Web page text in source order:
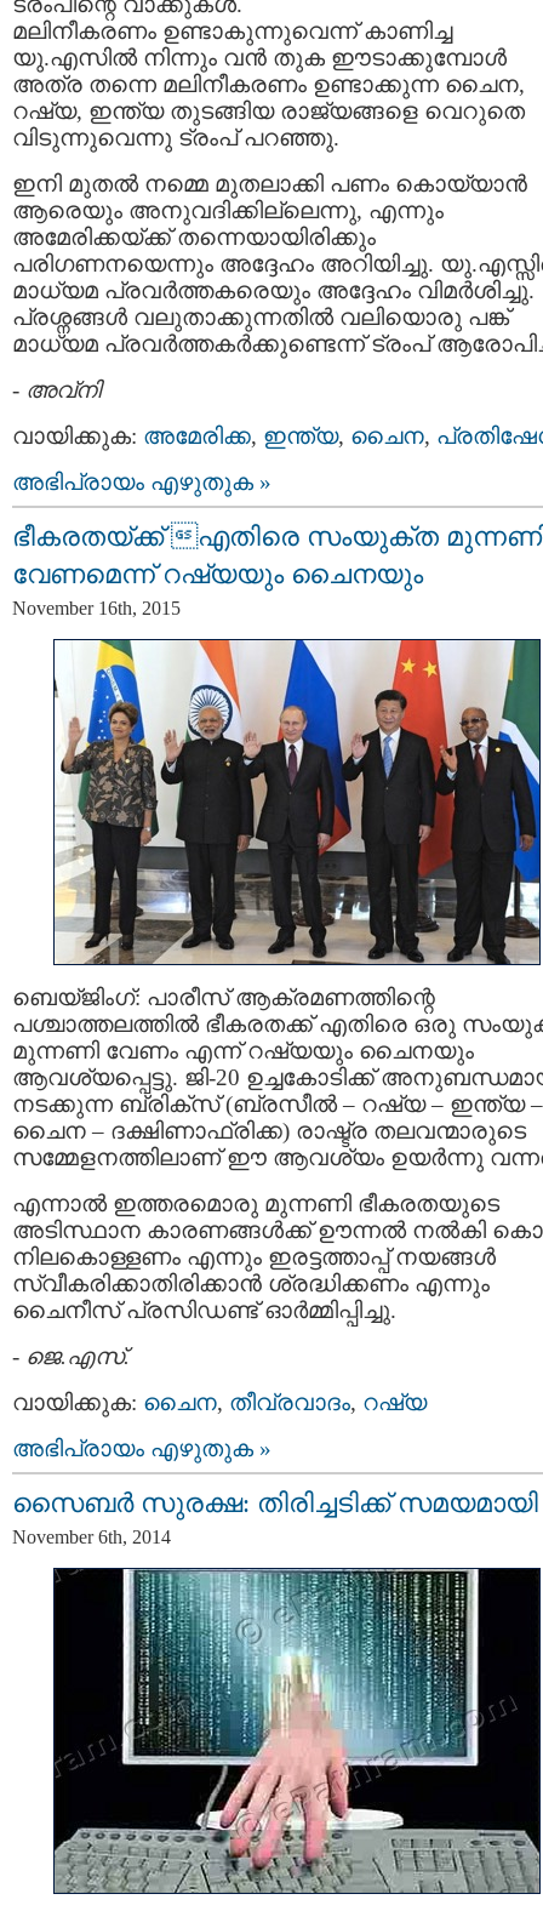
മലിനീകരണം ഉണ്ടാകുന്നുവെന്ന് കാണിച്ച
യു.എസില്‍ നിന്നും വന്‍ തുക ഈടാക്കുമ്പോള്‍
അത്ര തന്നെ മലിനീകരണം ഉണ്ടാക്കുന്ന ചൈന,
റഷ്യ, ഇന്ത്യ തുടങ്ങിയ രാജ്യങ്ങളെ വെറുതെ
വിടുന്നുവെന്നു ട്രംപ് പറഞ്ഞു.
ഇനി മുതല്‍ നമ്മെ മുതലാക്കി പണം കൊയ്യാന്‍
ആരെയും അനുവദിക്കില്ലെന്നു, എന്നും
അമേരിക്കയ്ക്ക് തന്നെയായിരിക്കും
പരിഗണനയെന്നും അദ്ദേഹം അറിയിച്ചു.
മാധ്യമ പ്രവര്‍ത്തകരെയും അദ്ദേഹം വിമര്‍ശിച്ചു.
പ്രശ്നങ്ങള്‍ വലുതാക്കുന്നതില്‍ വലിയൊരു പങ്ക്
മാധ്യമ പ്രവര്‍ത്തകര്‍ക്കുണ്ടെന്ന് ട്രംപ്
- അവ്നി
വായിക്കുക: അമേരിക്ക, ഇന്ത്യ, ചൈന,
അഭിപ്രായം എഴുതുക »
ഭീകരതയ്ക്ക് എതിരെ സംയുക്ത
വേണമെന്ന് റഷ്യയും ചൈനയും
November 16th, 2015
ബെയ്ജിംഗ്: പാരീസ് ആക്രമണത്തിന്റെ
പശ്ചാത്തലത്തിൽ ഭീകരതക്ക് എതിരെ ഒരു
മുന്നണി വേണം എന്ന് റഷ്യയും ചൈനയും
ആവശ്യപ്പെട്ടു. ജി-20 ഉച്ചകോടിക്ക്
നടക്കുന്ന ബ്രിക്സ് (ബ്രസീൽ – റഷ്യ – ഇന്ത്യ –
ചൈന – ദക്ഷിണാഫ്രിക്ക) രാഷ്ട്ര തലവന്മാരുടെ
സമ്മേളനത്തിലാണ് ഈ ആവശ്യം ഉയർന്നു
എന്നാൽ ഇത്തരമൊരു മുന്നണി ഭീകരതയുടെ
അടിസ്ഥാന കാരണങ്ങൾക്ക് ഊന്നൽ നൽകി
നിലകൊള്ളണം എന്നും ഇരട്ടത്താപ്പ് നയങ്ങൾ
സ്വീകരിക്കാതിരിക്കാൻ ശ്രദ്ധിക്കണം എന്നും
ചൈനീസ് പ്രസിഡണ്ട് ഓർമ്മിപ്പിച്ചു.
- ജെ.എസ്.
വായിക്കുക: ചൈന, തീവ്രവാദം, റഷ്യ
അഭിപ്രായം എഴുതുക »
സൈബർ സുരക്ഷ: തിരിച്ചടിക്ക് സമയമായി
November 6th, 2014